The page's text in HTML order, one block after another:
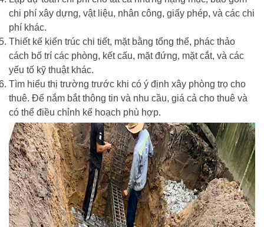
chi phí xây dựng, vật liệu, nhân công, giấy phép, và các chi
phí khác.
Thiết kế kiến trúc chi tiết, mặt bằng tổng thể, phác thảo
cách bố trí các phòng, kết cấu, mặt đứng, mặt cắt, và các
yếu tố kỹ thuật khác.
Tìm hiểu thị trường trước khi có ý định xây phòng trọ cho
thuê. Để nắm bắt thông tin và nhu cầu, giá cả cho thuê và
có thể điều chỉnh kế hoạch phù hợp.